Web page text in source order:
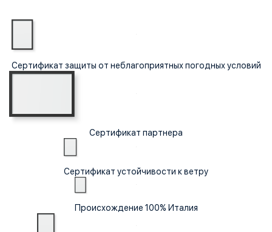
Сертификат защиты от неблагоприятных погодных условий
Сертификат партнера
Сертификат устойчивости к ветру
Происхождение 100% Италия